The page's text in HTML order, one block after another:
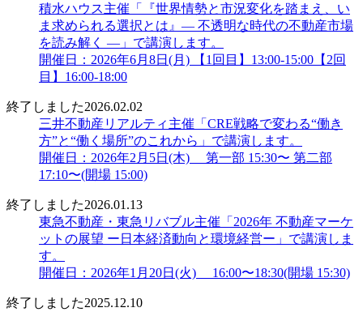
積水ハウス主催「『世界情勢と市況変化を踏まえ、い
ま求められる選択とは』― 不透明な時代の不動産市場
を読み解く ―」で講演します。
開催日：2026年6月8日(月) 【1回目】13:00-15:00【2回
目】16:00-18:00
終了しました2026.02.02
三井不動産リアルティ主催「CRE戦略で変わる“働き
方”と“働く場所”のこれから」で講演します。
開催日：2026年2月5日(木) 第一部 15:30〜 第二部
17:10〜(開場 15:00)
終了しました2026.01.13
東急不動産・東急リバブル主催「2026年 不動産マーケ
ットの展望 ー日本経済動向と環境経営ー」で講演しま
す。
開催日：2026年1月20日(火) 16:00〜18:30(開場 15:30)
終了しました2025.12.10